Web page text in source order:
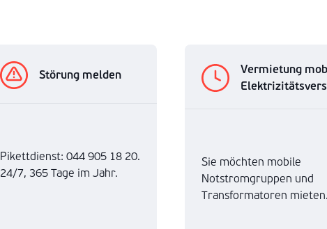
Störung melden
Pikettdienst: 044 905 18 20.
24/7, 365 Tage im Jahr.
Vermietung
Sie möchten mobile
Notstromgruppen und
Transformatoren